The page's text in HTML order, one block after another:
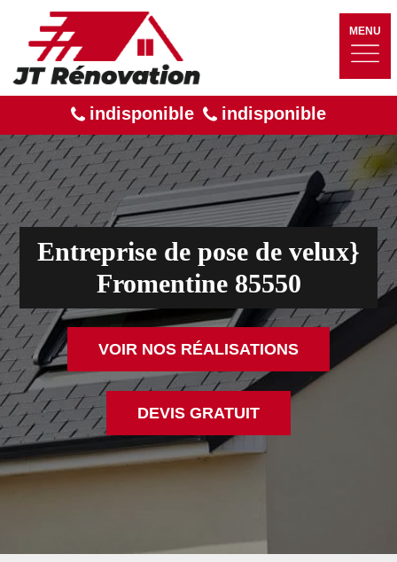
MENU
indisponible indisponible
Entreprise de pose de velux}
Fromentine 85550
VOIR NOS RÉALISATIONS
DEVIS GRATUIT